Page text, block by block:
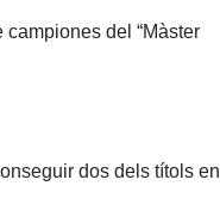
del “Màster
dos dels títols en